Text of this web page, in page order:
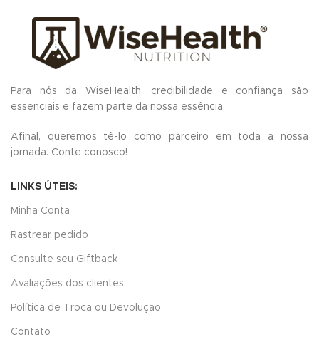
Para nós da WiseHealth, credibilidade e confiança são
essenciais e fazem parte da nossa essência.
Afinal, queremos tê-lo como parceiro em toda a nossa
jornada. Conte conosco!
LINKS ÚTEIS:
Minha Conta
Rastrear pedido
Consulte seu Giftback
Avaliações dos clientes
Política de Troca ou Devolução
Contato